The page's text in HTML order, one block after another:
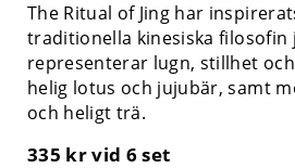
The Ritual of Jing har
traditionella kinesiska filosofin
representerar lugn, stillhet
helig lotus och jujubär, samt
och heligt trä.
335 krvid 6 set